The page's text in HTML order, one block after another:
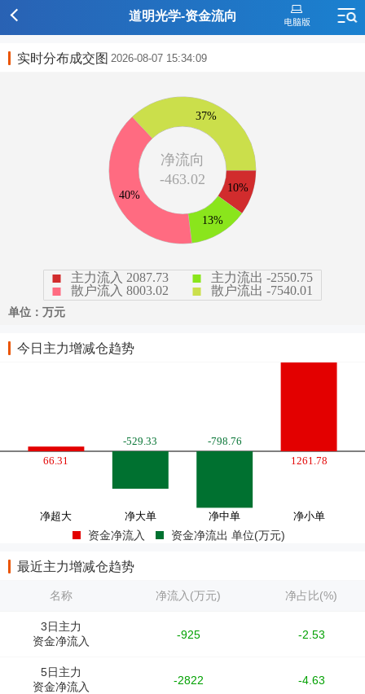
道明光学-资金流向
实时分布成交图 2026-08-07 15:34:09
今日主力增减仓趋势
资金净流入 资金净流出 单位(万元)
最近主力增减仓趋势
名称 净流入(万元) 净占比(%)
3日主力
资金净流入
-925 -2.53
5日主力
资金净流入
-2822 -4.63